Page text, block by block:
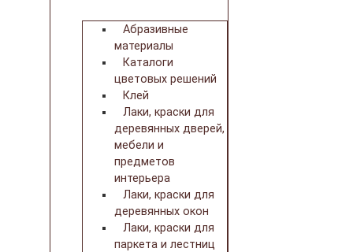
Абразивные
материалы
Каталоги
цветовых решений
Клей
Лаки, краски для
деревянных дверей,
мебели и
предметов
интерьера
Лаки, краски для
деревянных окон
Лаки, краски для
паркета и лестниц